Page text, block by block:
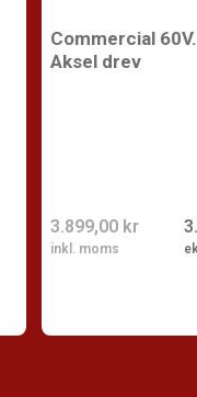
Commercial
Aksel drev
3.899,00 kr
inkl. moms